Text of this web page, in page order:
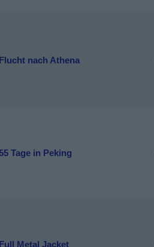
Flucht nach Athena
Tage in Peking
Full Metal Jacket